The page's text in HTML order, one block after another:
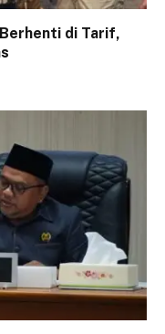
di Tarif,